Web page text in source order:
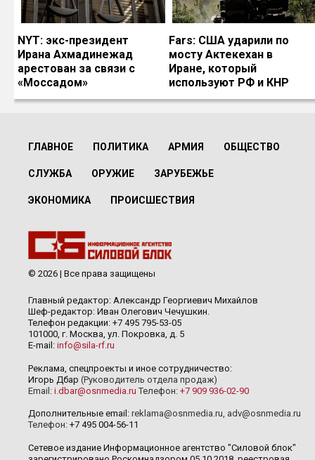
NYT: экс-президент
Ирана Ахмадинежад
арестован за связи с
«Моссадом»
Fars: США ударили по
мосту Актекехан в
Иране, который
используют РФ и КНР
ГЛАВНОЕ ПОЛИТИКА АРМИЯ ОБЩЕСТВО
СЛУЖБА ОРУЖИЕ ЗАРУБЕЖЬЕ
ЭКОНОМИКА ПРОИСШЕСТВИЯ
© 2026 | Все права защищены
Главный редактор: Александр Георгиевич Михайлов
Шеф-редактор: Иван Олегович Чечушкин.
Телефон редакции: +7 495 795-53-05
101000, г. Москва, ул. Покровка, д. 5
E-mail: info@sila-rf.ru
Реклама, спецпроекты и иное сотрудничество:
Игорь Дбар (Руководитель отдела продаж)
Email: i.dbar@osnmedia.ru Телефон: +7 909 936-02-90
Дополнительные email: reklama@osnmedia.ru, adv@osnmedia.ru
Телефон: +7 495 004-56-11
Сетевое издание Информационное агентство "Силовой блок"